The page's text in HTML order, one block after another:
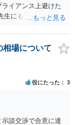
イアンス上避けた
生にも万一迷惑をか
相場について
役にたった 3
示談交渉で合意に達